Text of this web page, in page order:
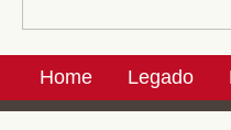
Home Legado